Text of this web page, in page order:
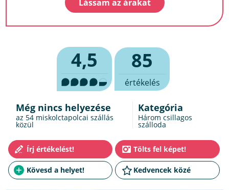
4,5 85
értékelés
Még nincs helyezése
az 54 miskolctapolcai szállás
közül
Kategória
Három csillagos
szálloda